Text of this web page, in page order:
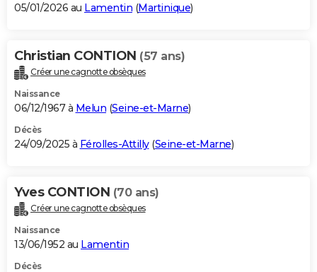
BONS PLANS
Carte de Noël
Carte Bonne année
Carte Saint-Valentin
Carte Pâques
Carte d'anniversaire
DICTIONNAIRE
Dictionnaire
Biographies
Citations
Expressions
Proverbes
PROGRAMME TV
S'inscrire
Se connecter
Lycées
Collèges
Primaires
Universités
Entreprises
Service militaire
Avis de recherche
AVIS DE DÉCÈS
Bricolage
Lifestyle
Culture
Sport
Auto
Television
Voyage
Cinema
05/01/2026 au Lamentin (Martinique)
Christian CONTION (57 ans)
Créer une cagnotte obsèques
Naissance
06/12/1967 à Melun (Seine-et-Marne)
Décès
24/09/2025 à Férolles-Attilly(Seine-et-Marne)
Yves CONTION (70 ans)
Créer une cagnotte obsèques
Naissance
13/06/1952 au Lamentin
Décès